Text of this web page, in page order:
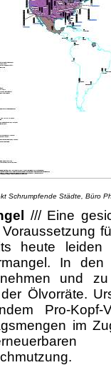
Schrumpfende Städte, Büro
/// Eine
heute
In
und
Ölvorräte.
Pro-
im